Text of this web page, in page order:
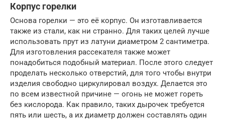
Корпус горелки
Основа горелки — это её корпус. Он изготавливается
также из стали, как ни странно. Для таких целей лучше
использовать прут из латуни диаметром 2 сантиметра.
Для изготовления рассекателя также может
понадобиться подобный материал. После этого следует
проделать несколько отверстий, для того чтобы внутри
изделия свободно циркулировал воздух. Делается это
по всем известной причине — огонь не может гореть
без кислорода. Как правило, таких дырочек требуется
пять или шесть, а их диаметр должен составлять один